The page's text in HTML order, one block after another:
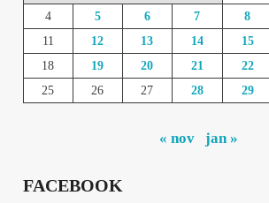
4
5 6 7 8
11
12 13 14 15
18
19 20 21 22
25
26 27 28 29
« nov jan »
FACEBOOK